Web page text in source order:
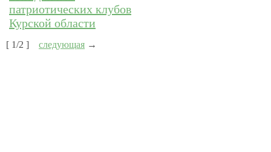
патриотических клубов
Курской области
[ 1/2 ] следующая →